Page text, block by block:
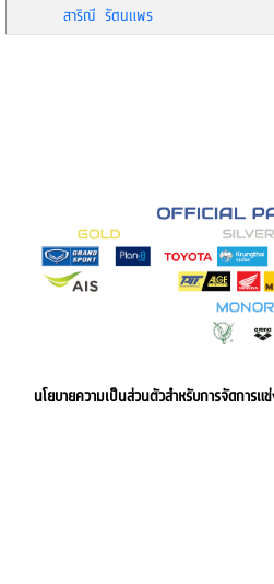
สาริณี รัตนแพร
นโยบายความเป็นส่วนตัวสำหรับการจัดการ